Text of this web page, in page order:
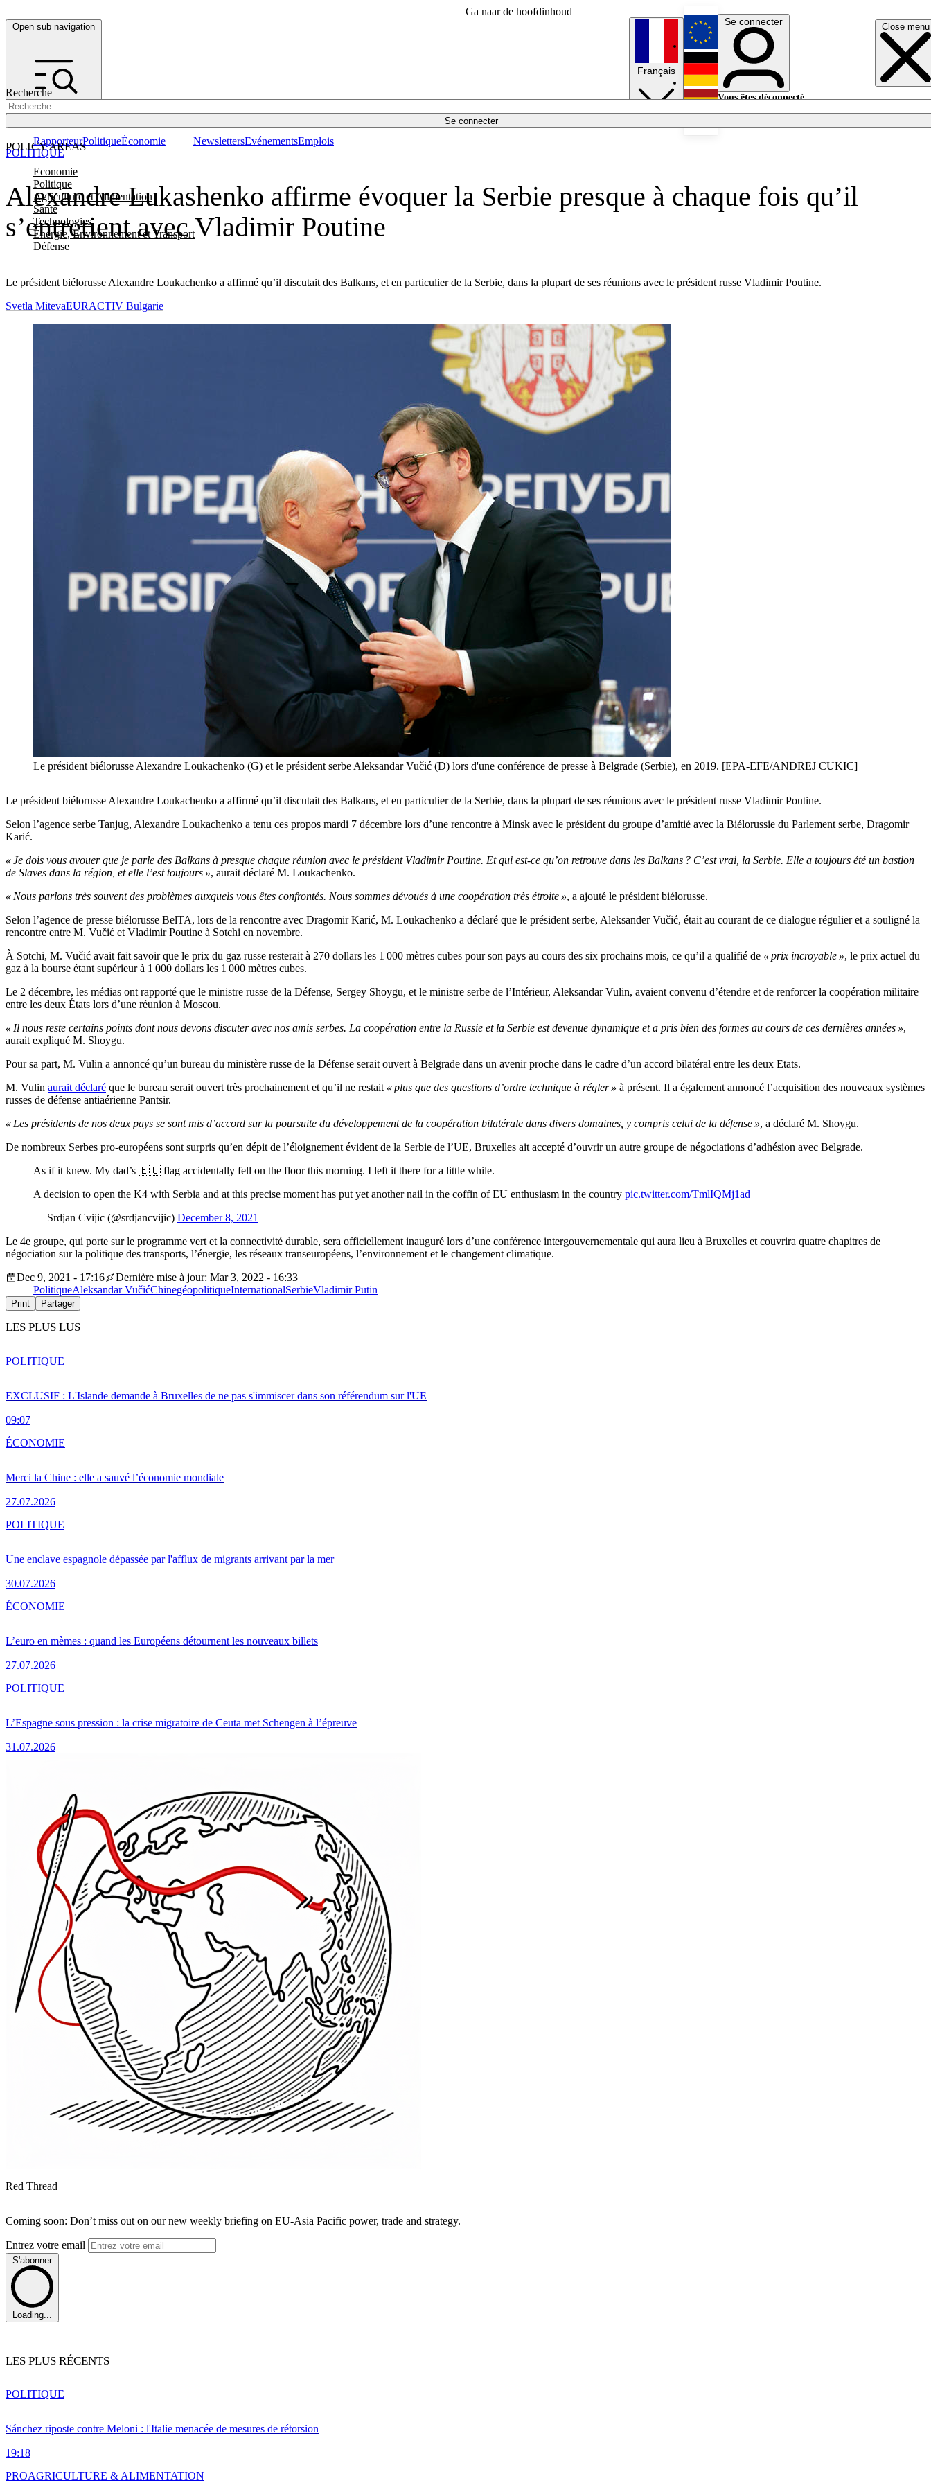
Ga naar de hoofdinhoud
Open sub navigation Close menu
Recherche
Se connecter
POLICY AREAS
Economie
Politique
Agriculture et Alimentation
Santé
Technologies
Energie, Environnement et Transport
Défense
RapporteurPolitiqueÉconomie NewslettersEvénementsEmplois
Français
English
Deutsch
Se connecter
Vous êtes déconnecté.
Alexandre Lukashenko affirme évoquer la Serbie presque à chaque fois qu’il
s’entretient avec Vladimir Poutine
Le président biélorusse Alexandre Loukachenko a affirmé qu’il discutait des Balkans, et en particulier de la Serbie, dans la plupart de ses réunions avec le président russe Vladimir Poutine.
POLITIQUE
Svetla MitevaEURACTIV Bulgarie
Le président biélorusse Alexandre Loukachenko (G) et le président serbe Aleksandar Vučić (D) lors d'une conférence de presse à Belgrade (Serbie), en 2019. [EPA-EFE/ANDREJ CUKIC]
Le président biélorusse Alexandre Loukachenko a affirmé qu’il discutait des Balkans, et en particulier de la Serbie, dans la plupart de ses réunions avec le président russe Vladimir Poutine.
Selon l’agence serbe Tanjug, Alexandre Loukachenko a tenu ces propos mardi 7 décembre lors d’une rencontre à Minsk avec le président du groupe d’amitié avec la Biélorussie du Parlement serbe, Dragomir
Karić.
« Je dois vous avouer que je parle des Balkans à presque chaque réunion avec le président Vladimir Poutine. Et qui est-ce qu’on retrouve dans les Balkans ? C’est vrai, la Serbie. Elle a toujours été un bastion
de Slaves dans la région, et elle l’est toujours », aurait déclaré M. Loukachenko.
« Nous parlons très souvent des problèmes auxquels vous êtes confrontés. Nous sommes dévoués à une coopération très étroite », a ajouté le président biélorusse.
Selon l’agence de presse biélorusse BelTA, lors de la rencontre avec Dragomir Karić, M. Loukachenko a déclaré que le président serbe, Aleksander Vučić, était au courant de ce dialogue régulier et a souligné la
rencontre entre M. Vučić et Vladimir Poutine à Sotchi en novembre.
À Sotchi, M. Vučić avait fait savoir que le prix du gaz russe resterait à 270 dollars les 1 000 mètres cubes pour son pays au cours des six prochains mois, ce qu’il a qualifié de « prix incroyable », le prix actuel du
gaz à la bourse étant supérieur à 1 000 dollars les 1 000 mètres cubes.
Le 2 décembre, les médias ont rapporté que le ministre russe de la Défense, Sergey Shoygu, et le ministre serbe de l’Intérieur, Aleksandar Vulin, avaient convenu d’étendre et de renforcer la coopération militaire
entre les deux États lors d’une réunion à Moscou.
« Il nous reste certains points dont nous devons discuter avec nos amis serbes. La coopération entre la Russie et la Serbie est devenue dynamique et a pris bien des formes au cours de ces dernières années »,
aurait expliqué M. Shoygu.
Pour sa part, M. Vulin a annoncé qu’un bureau du ministère russe de la Défense serait ouvert à Belgrade dans un avenir proche dans le cadre d’un accord bilatéral entre les deux Etats.
M. Vulin aurait déclaré que le bureau serait ouvert très prochainement et qu’il ne restait « plus que des questions d’ordre technique à régler » à présent. Il a également annoncé l’acquisition des nouveaux systèmes
russes de défense antiaérienne Pantsir.
« Les présidents de nos deux pays se sont mis d’accord sur la poursuite du développement de la coopération bilatérale dans divers domaines, y compris celui de la défense », a déclaré M. Shoygu.
De nombreux Serbes pro-européens sont surpris qu’en dépit de l’éloignement évident de la Serbie de l’UE, Bruxelles ait accepté d’ouvrir un autre groupe de négociations d’adhésion avec Belgrade.
As if it knew. My dad’s 🇪🇺 flag accidentally fell on the floor this morning. I left it there for a little while.
A decision to open the K4 with Serbia and at this precise moment has put yet another nail in the coffin of EU enthusiasm in the country pic.twitter.com/TmlIQMj1ad
— Srdjan Cvijic (@srdjancvijic) December 8, 2021
Le 4e groupe, qui porte sur le programme vert et la connectivité durable, sera officiellement inauguré lors d’une conférence intergouvernementale qui aura lieu à Bruxelles et couvrira quatre chapitres de
négociation sur la politique des transports, l’énergie, les réseaux transeuropéens, l’environnement et le changement climatique.
Dec 9, 2021 - 17:16
Dernière mise à jour: Mar 3, 2022 - 16:33
PolitiqueAleksandar VučićChinegéopolitiqueInternationalSerbieVladimir Putin
Print Partager
LES PLUS LUS
EXCLUSIF : L'Islande demande à Bruxelles de ne pas s'immiscer dans son référendum sur l'UE
09:07
POLITIQUE
Merci la Chine : elle a sauvé l’économie mondiale
27.07.2026
ÉCONOMIE
Une enclave espagnole dépassée par l'afflux de migrants arrivant par la mer
30.07.2026
POLITIQUE
L’euro en mèmes : quand les Européens détournent les nouveaux billets
27.07.2026
ÉCONOMIE
L’Espagne sous pression : la crise migratoire de Ceuta met Schengen à l’épreuve
31.07.2026
POLITIQUE
Red Thread
Coming soon: Don’t miss out on our new weekly briefing on EU-Asia Pacific power, trade and strategy.
Entrez votre email
S'abonner
Loading...
LES PLUS RÉCENTS
Sánchez riposte contre Meloni : l'Italie menacée de mesures de rétorsion
19:18
POLITIQUE
PROAGRICULTURE & ALIMENTATION